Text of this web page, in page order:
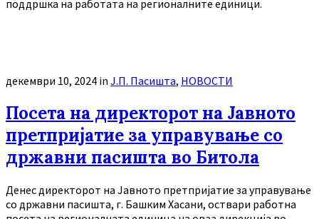
поддршка на работата на регионалните единици.
декември 10, 2024 in Ј.П. Пасишта, НОВОСТИ
Посета на директорот на Јавното
претпријатие за управување со
државни пасишта во Битола
Денес директорот на Јавното претпријатие за управување
со државни пасишта, г. Башким Хасани, оствари работна